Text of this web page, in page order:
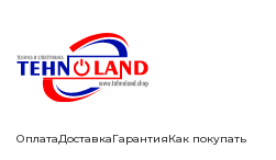
ОплатаДоставкаГарантияКак покупать